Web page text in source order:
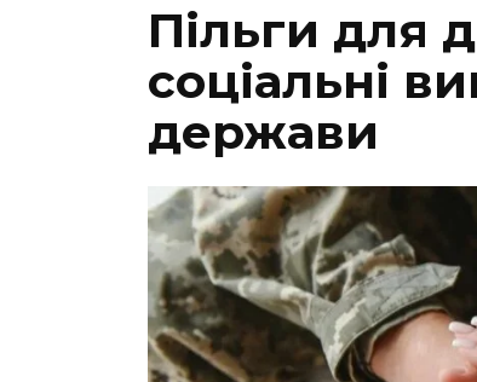
Пільги для
соціальні
держави